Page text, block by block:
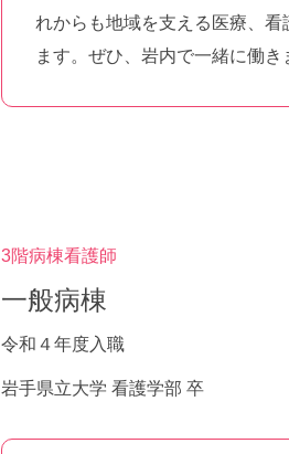
れからも地域を支える医療、
ます。ぜひ、岩内で一緒に働
3階病棟看護師
一般病棟
令和４年度入職
岩手県立大学 看護学部 卒